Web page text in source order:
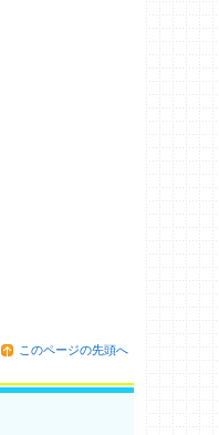
このページの先頭へ